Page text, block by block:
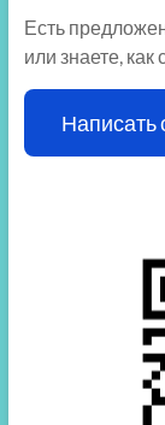
Есть
или знаете,
Написать